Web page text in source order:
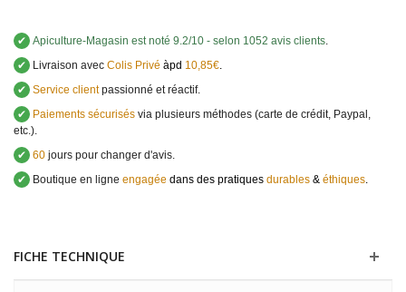
✔ Apiculture-Magasin est noté 9.2/10 - selon 1052 avis clients
✔
Livraison avec Colis Privé àpd 10,85€
✔ Service clientpassionné et réactif.
✔
Paiements sécurisés via plusieurs méthodes (carte de crédit, Paypal,
etc.).
✔ 60 jours pour changer d'avis.
✔
Boutique en ligne engagée dans des pratiques durables & éthiques
FICHE TECHNIQUE